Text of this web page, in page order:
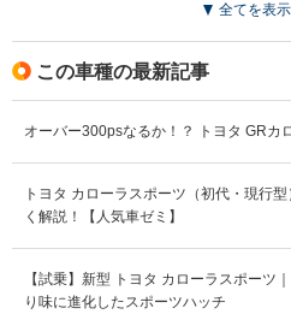
全てを表
この車種の最新記事
オーバー300psなるか！？ トヨタ GRカ
トヨタ カローラスポーツ（初代・現行
く解説！【人気車ゼミ】
【試乗】新型 トヨタ カローラスポーツ
り味に進化したスポーツハッチ